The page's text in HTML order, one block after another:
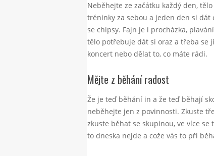
Neběhejte ze začátku každý den,
tréninky za sebou a jeden den si
se chipsy. Fajn je i procházka,
tělo potřebuje dát si oraz a třeba se
koncert nebo dělat to, co máte rádi.
Mějte z běhání radost
Že je teď běhání in a že teď běhají
neběhejte jen z povinnosti. Zkuste
zkuste běhat se skupinou, ve více
to dneska nejde a cože vás to při